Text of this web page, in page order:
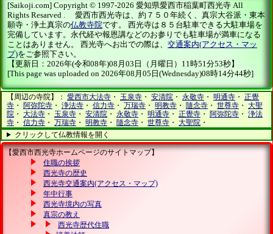
[Saikoji.com] Copyright © 1997-2026 愛知県愛西市稲葉町西光寺 All
Rights Resarved . 愛西市西光寺は、約７５０年続く、真宗大谷派・東本
願寺・浄土真宗の仏教寺院です。 西光寺は８５台駐車できる大駐車場を
完備しています。永代経や報恩講などのお参りでも駐車場が満車になる
ことはありません。 西光寺へお出での際は、 交通案内(アクセス・マッ
プ)をご参照下さい。
【更新日：2026年(令和08年)08月03日（月曜日）11時51分53秒】
[This page was uploaded on 2026年08月05日(Wednesday)08時14分44秒]
【周辺の寺院】： 愛西市大法寺 ・ 玉泉寺 ・ 安清院 ・ 永敬寺 ・ 明通寺 ・ 正覺
寺 ・ 阿弥陀寺 ・ 浄法寺 ・ 信力寺 ・ 万瑞寺 ・ 明教寺 ・ 隨念寺 ・ 世尊寺 ・ 大聖
院 ・ 大法寺 ・ 玉泉寺 ・ 安清院 ・ 永敬寺 ・ 明通寺 ・ 正覺寺 ・ 阿弥陀寺 ・ 浄法
寺 ・ 信力寺 ・ 万瑞寺 ・ 明教寺 ・ 隨念寺 ・ 世尊寺 ・ 大聖院 ・
クリックして仏教情報を開く
【愛西市西光寺ホームページのサイトマップ】
住職の挨拶
西光寺の歴史
西光寺交通案内(アクセス・マップ)
年中行事
西光寺境内の写真
真宗の教え
西光寺歴代住職